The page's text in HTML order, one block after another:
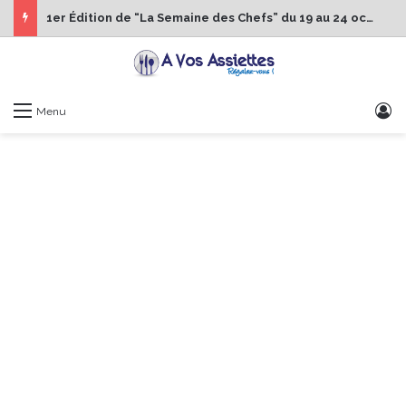
1er Édition de “La Semaine des Chefs” du 19 au 24 octobre 2026
Menu